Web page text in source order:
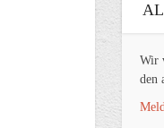
Wir
den